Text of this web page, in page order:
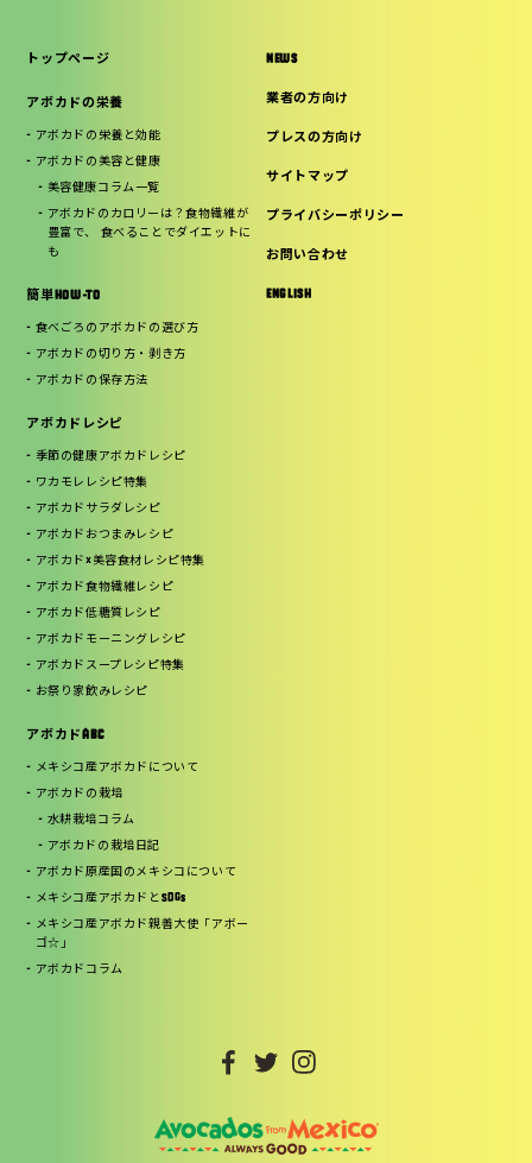
トップページ
アボカドの栄養
アボカドの栄養と効能
アボカドの美容と健康
美容健康コラム一覧
アボカドのカロリーは？食物繊維が
豊富で、 食べることでダイエットに
も
簡単HOW-TO
食べごろのアボカドの選び方
アボカドの切り方・剥き方
アボカドの保存方法
アボカドレシピ
季節の健康アボカドレシピ
ワカモレレシピ特集
アボカドサラダレシピ
アボカドおつまみレシピ
アボカド×美容食材レシピ特集
アボカド食物繊維レシピ
アボカド低糖質レシピ
アボカドモーニングレシピ
アボカドスープレシピ特集
お祭り家飲みレシピ
アボカドABC
メキシコ産アボカドについて
アボカドの栽培
水耕栽培コラム
アボカドの栽培日記
アボカド原産国のメキシコについて
メキシコ産アボカドとSDGs
メキシコ産アボカド親善大使「アボー
ゴ☆」
アボカドコラム
NEWS
業者の方向け
プレスの方向け
サイトマップ
プライバシーポリシー
お問い合わせ
ENGLISH